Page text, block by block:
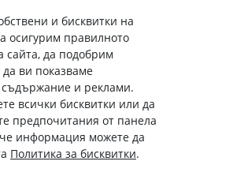
бюлетин
сПолитиката за лични данни.
от аптеки „Ванчева“
и бисквитки на
осигурим правилното
да подобрим
да ви показваме
и реклами.
всички бисквитки или да
предпочитания от панела
информация можете да
Политика за бисквитки.